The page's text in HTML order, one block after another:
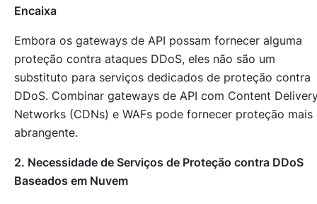
Encaixa
Embora os gateways de API possam fornecer alguma
proteção contra ataques DDoS, eles não são um
substituto para serviços dedicados de proteção contra
DDoS. Combinar gateways de API com Content
Networks (CDNs) e WAFs pode fornecer proteção mais
abrangente.
2. Necessidade de Serviços de Proteção contra DDoS
Baseados em Nuvem